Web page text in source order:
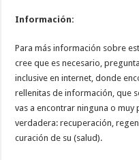
Información:
Para más información sobre
cree que es necesario,
inclusive en internet, donde
rellenitas de información, que
vas a encontrar ninguna o
verdadera: recuperación,
curación de su (salud).